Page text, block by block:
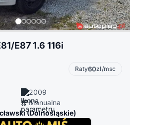
E87 1.6 116i
Raty60zł/msc
2009
Manualna
(Dolnośląskie)